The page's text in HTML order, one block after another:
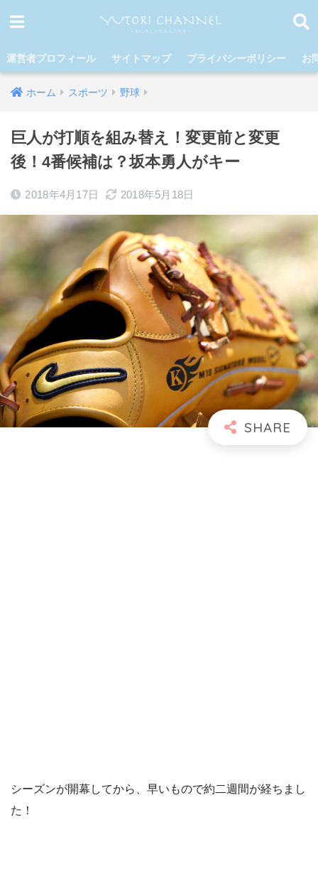
運営者プロフィール サイトマップ プライバシーポリシー お
ホーム スポーツ 野球
巨人が打順を組み替え！変更前と変更
後！4番候補は？坂本勇人がキー
2018年4月17日 2018年5月18日
シーズンが開幕してから、早いもので約二週間が経ちまし
た！